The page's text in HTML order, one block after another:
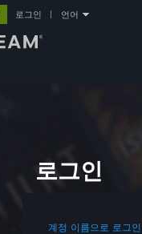
로그인 언어
로그인
계정 이름으로 로그인